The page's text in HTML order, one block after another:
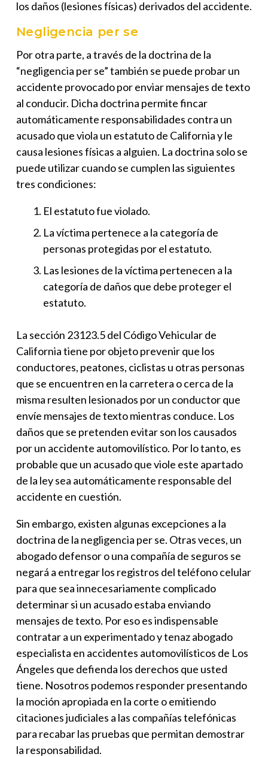
los daños (lesiones físicas) derivados del accidente.
Negligencia per se
Por otra parte, a través de la doctrina de la
“negligencia per se” también se puede probar un
accidente provocado por enviar mensajes de texto
al conducir. Dicha doctrina permite fincar
automáticamente responsabilidades contra un
acusado que viola un estatuto de California y le
causa lesiones físicas a alguien. La doctrina solo se
puede utilizar cuando se cumplen las siguientes
tres condiciones:
El estatuto fue violado.
La víctima pertenece a la categoría de
personas protegidas por el estatuto.
Las lesiones de la víctima pertenecen a la
categoría de daños que debe proteger el
estatuto.
La sección 23123.5 del Código Vehicular de
California tiene por objeto prevenir que los
conductores, peatones, ciclistas u otras personas
que se encuentren en la carretera o cerca de la
misma resulten lesionados por un conductor que
envíe mensajes de texto mientras conduce. Los
daños que se pretenden evitar son los causados
por un accidente automovilístico. Por lo tanto, es
probable que un acusado que viole este apartado
de la ley sea automáticamente responsable del
accidente en cuestión.
Sin embargo, existen algunas excepciones a la
doctrina de la negligencia per se. Otras veces, un
abogado defensor o una compañía de seguros se
negará a entregar los registros del teléfono celular
para que sea innecesariamente complicado
determinar si un acusado estaba enviando
mensajes de texto. Por eso es indispensable
contratar a un experimentado y tenaz abogado
especialista en accidentes automovilísticos de Los
Ángeles que defienda los derechos que usted
tiene. Nosotros podemos responder presentando
la moción apropiada en la corte o emitiendo
citaciones judiciales a las compañías telefónicas
para recabar las pruebas que permitan demostrar
la responsabilidad.